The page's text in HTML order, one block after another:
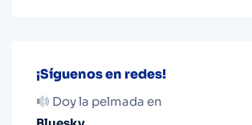
¡Síguenos en redes!
Doy la pelmada en